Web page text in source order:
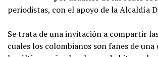
periodistas, con el apoyo de la Alcaldía
Se trata de una invitación a compartir
cuales los colombianos son fanes de una